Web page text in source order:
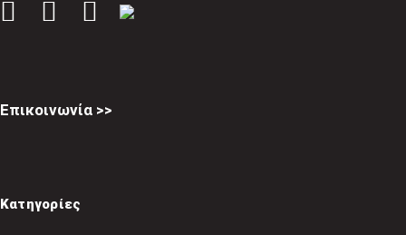
Επικοινωνία >>
Κατηγορίες